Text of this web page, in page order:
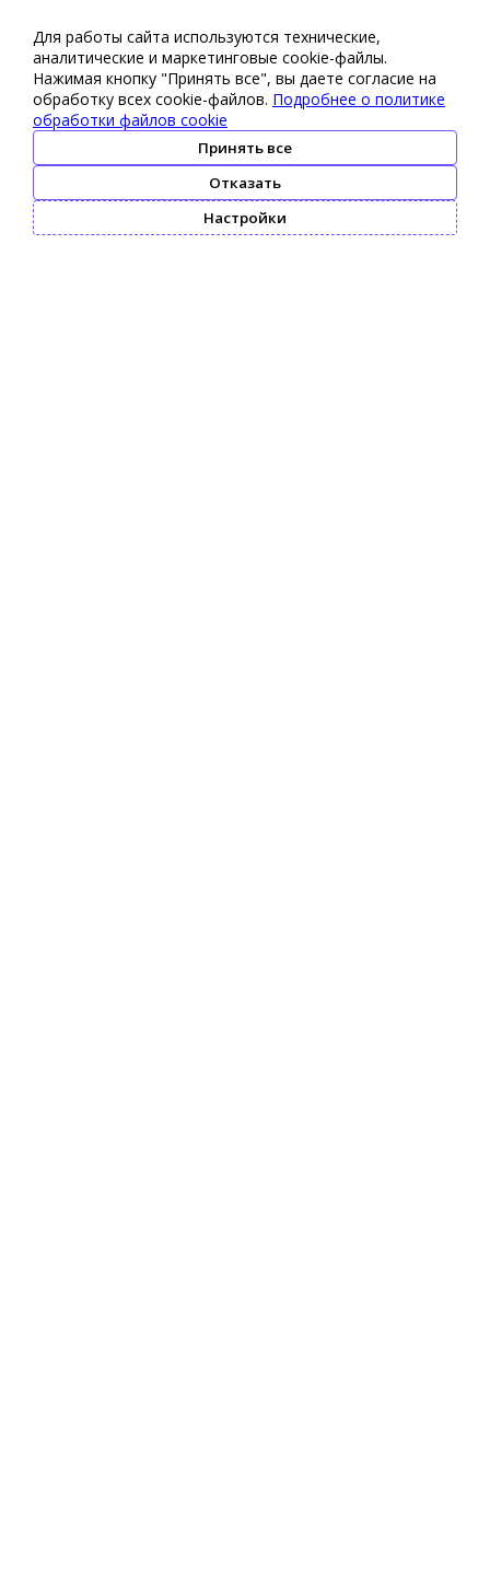
Для работы сайта используются технические,
аналитические и маркетинговые сооkіе-файлы.
Нажимая кнопку "Принять все", вы даете согласие на
обработку всех cookie-файлов. Подробнее о политике
обработки файлов cookie
Принять все
Отказать
Настройки